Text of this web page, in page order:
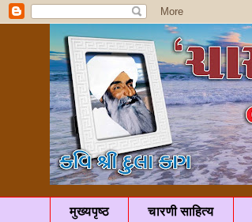
मुख्यपृष्ठ चारणी साहित्य